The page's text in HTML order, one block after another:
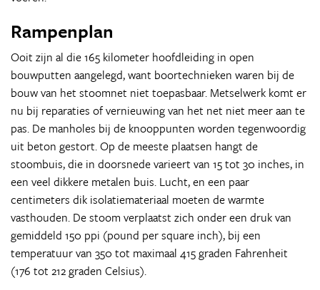
Rampenplan
Ooit zijn al die 165 kilometer hoofdleiding in open
bouwputten aangelegd, want boortechnieken waren bij de
bouw van het stoomnet niet toepasbaar. Metselwerk komt er
nu bij reparaties of vernieuwing van het net niet meer aan te
pas. De manholes bij de knooppunten worden tegenwoordig
uit beton gestort. Op de meeste plaatsen hangt de
stoombuis, die in doorsnede varieert van 15 tot 30 inches, in
een veel dikkere metalen buis. Lucht, en een paar
centimeters dik isolatiemateriaal moeten de warmte
vasthouden. De stoom verplaatst zich onder een druk van
gemiddeld 150 ppi (pound per square inch), bij een
temperatuur van 350 tot maximaal 415 graden Fahrenheit
(176 tot 212 graden Celsius).